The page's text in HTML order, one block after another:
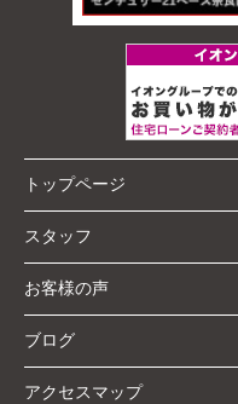
トップページ
スタッフ
お客様の声
ブログ
アクセスマップ